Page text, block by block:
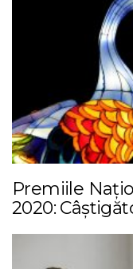
Premiile
2020: